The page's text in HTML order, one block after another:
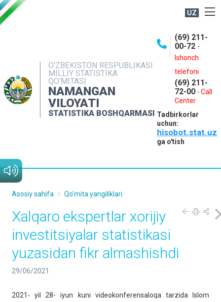
UZ
O‘ZBEKISTON RESPUBLIKASI
MILLIY STATISTIKA
QO‘MITASI
NAMANGAN
VILOYATI
STATISTIKA BOSHQARMASI
(69) 211-
00-72 -
Ishonch
telefoni
(69) 211-
72-00 - Call
Center
Tadbirkorlar
uchun:
hisobot.stat.uz
ga o'tish
NASHRLAR
INTERAKTIV XIZMATLAR
MATBUOT XIZMATI
MUROJAATLAR
Asosiy sahifa Qo'mita yangiliklari
Xalqaro ekspertlar xorijiy
investitsiyalar statistikasi
yuzasidan fikr almashishdi
29/06/2021
2021- yil 28- iyun kuni videokonferensaloqa tarzida Islom